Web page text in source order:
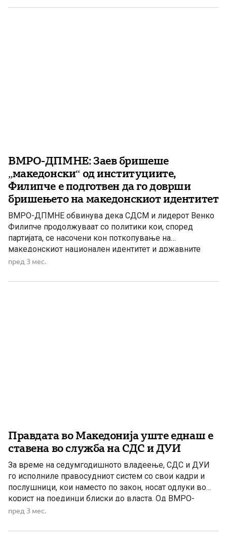
сомнежи за криминал тежок 167 милиони евра,
ВМРО-ДПМНЕ: Заев бришеше
„македонски“ од институциите,
Филипче е подготвен да го доврши
бришењето на македонскиот идентитет
ВМРО-ДПМНЕ обвинува дека СДСМ и лидерот Венко
Филипче продолжуваат со политики кои, според
партијата, се насочени кон поткопување на
македонскиот национален идентитет и државните
интереси. Од партијата велат дека процесот започнал
што наведуваат, Филипче е подготвен „да го доврши
пред 3 мес.
Правдата во Македонија уште еднаш е
ставена во служба на СДС и ДУИ
За време на седумгодишното владеење, СДС и ДУИ
го исполниле правосудниот систем со свои кадри и
послушници, кои наместо по закон, носат одлуки во
корист на поединци блиски до власта. Од ВМРО-
ДПМНЕ ја оценуваат како скандалозна одлуката на ЈО
постапката за, како што велат, криминал тежок […]
пред 3 мес.